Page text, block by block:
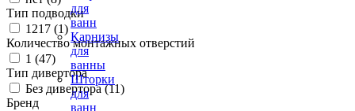
для
ванн
Карнизы
для
ванны
Шторки
для
ванн
Тип подводки
1217 (1)
Количество монтажных отверстий
1 (47)
Тип дивертора
Без дивертора (11)
Бренд